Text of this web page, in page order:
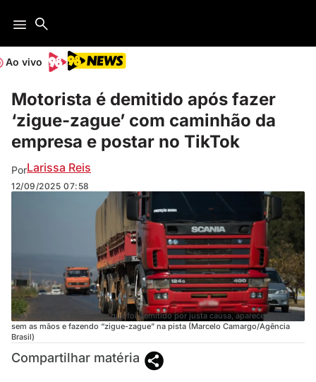
Ao vivo
Motorista é demitido após fazer
‘zigue-zague’ com caminhão da
empresa e postar no TikTok
PorLarissa Reis
12/09/2025 07:58
Nas imagens, o motorista, que foi demitido por justa causa, aparece dirigindo
sem as mãos e fazendo “zigue-zague” na pista (Marcelo Camargo/Agência
Brasil)
Compartilhar matéria